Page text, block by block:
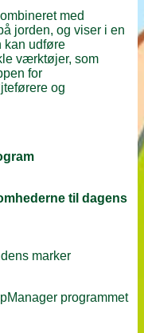
med
jorden, og viser i en
kan udføre
værktøjer, som
for
og
til dagens
marker
programmet